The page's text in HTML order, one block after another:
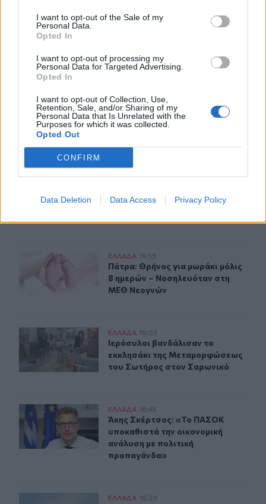
I want to opt-out of the Sale of my
Personal Data.
Opted In
I want to opt-out of processing my
Personal Data for Targeted Advertising.
Opted In
I want to opt-out of Collection, Use,
Retention, Sale, and/or Sharing of my
Personal Data that Is Unrelated with the
Purposes for which it was collected.
Opted Out
CONFIRM
Data Deletion Data Access Privacy Policy
ΣΧΕΤΙΚA AΡΘΡΑ
ΥΠΑΑΤ – ΑΑΔΕ: Υπεγράφη κοινή απόφαση για
ΕΛΛAΔΑ 20:57
ΥΠΑΑΤ – ΑΑΔΕ: Υπεγράφη κοινή
ΥΠΑΑΤ – ΑΑΔΕ: Υπεγράφη κοινή
απόφαση για επενδύσεις 263,5
Μαρούσι: Συνελήφθη 35χρονος με 106 συσκευασίες
ΕΛΛAΔΑ 19:59
με 106 συσκευασίες χασίς σε
Πάτρα: Θρήνος για μωράκι μόλις 8 ημερών –
ΕΛΛAΔΑ 19:55
Πάτρα: Θρήνος για μωράκι μόλις
Πάτρα: Θρήνος για μωράκι μόλις
8 ημερών – Νοσηλευόταν στη
ΜΕΘ Νεογνών
Ιερόσυλοι βανδάλισαν το εκκλησάκι της
ΕΛΛAΔΑ 19:03
Ιερόσυλοι βανδάλισαν το
Ιερόσυλοι βανδάλισαν το
εκκλησάκι της Μεταμορφώσεως
του Σωτήρος στον Σαρωνικό
Άκης Σκέρτσος: «Το ΠΑΣΟΚ υποκαθιστά την
ΕΛΛAΔΑ 18:45
Άκης Σκέρτσος: «Το ΠΑΣΟΚ
Άκης Σκέρτσος: «Το ΠΑΣΟΚ
υποκαθιστά την οικονομική
ανάλυση με πολιτική
προπαγάνδα»
Κοζάνη: Φωτιά σε χορτολιβαδική έκταση στην Ερμακιά
ΕΛΛAΔΑ 18:30